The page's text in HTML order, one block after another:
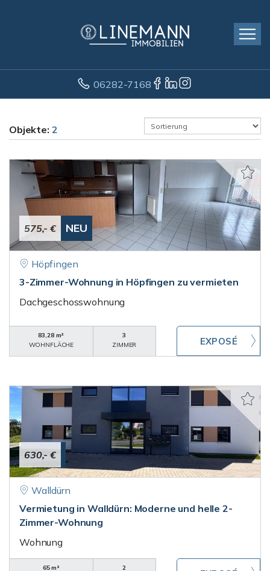
06282-7168
Objekte: 2
575,- € NEU
Höpfingen
3-Zimmer-Wohnung in Höpfingen zu vermieten
Dachgeschosswohnung
83,28 m²
WOHNFLÄCHE
3
ZIMMER
630,- €
Walldürn
Vermietung in Walldürn: Moderne und helle 2-
Zimmer-Wohnung
Wohnung
65 m²
2